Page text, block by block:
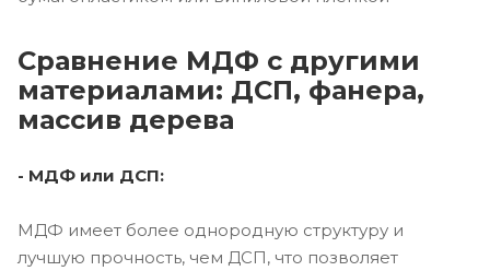
Сравнение МДФ с другими
материалами: ДСП, фанера,
массив дерева
- МДФ или ДСП:
МДФ имеет более однородную структуру и
лучшую прочность, чем ДСП, что позволяет